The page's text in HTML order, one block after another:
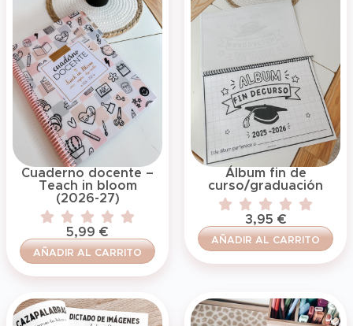
Cuaderno docente –
Teach in bloom
(2026-27)
5,99 €
AÑADIR AL CARRITO
Álbum fin de
curso/graduación
3,95 €
AÑADIR AL CARRITO